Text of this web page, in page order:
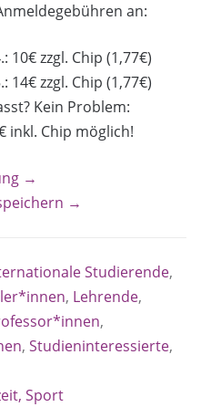
an:
10€ zzgl. Chip (1,77€)
14€ zzgl. Chip (1,77€)
Kein Problem:
inkl. Chip möglich!
→
→
Studierende,
, Lehrende,
,
, Studieninteressierte,
Sport